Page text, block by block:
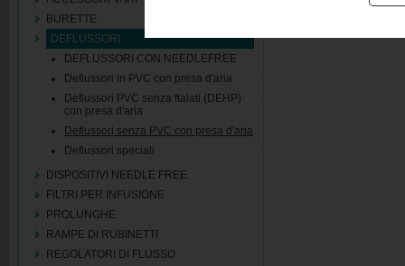
BURETTE
DEFLUSSORI
DEFLUSSORI CON NEEDLEFREE
Deflussori in PVC con presa d'aria
Deflussori PVC senza ftalati (DEHP)
con presa d'aria
Deflussori senza PVC con presa d'aria
Deflussori speciali
DISPOSITIVI NEEDLE FREE
FILTRI PER INFUSIONE
PROLUNGHE
RAMPE DI RUBINETTI
REGOLATORI DI FLUSSO